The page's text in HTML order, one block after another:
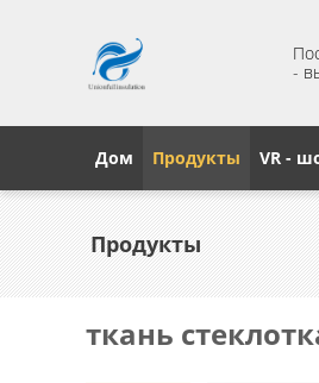
-
Дом Продукты VR -
Продукты
ткань